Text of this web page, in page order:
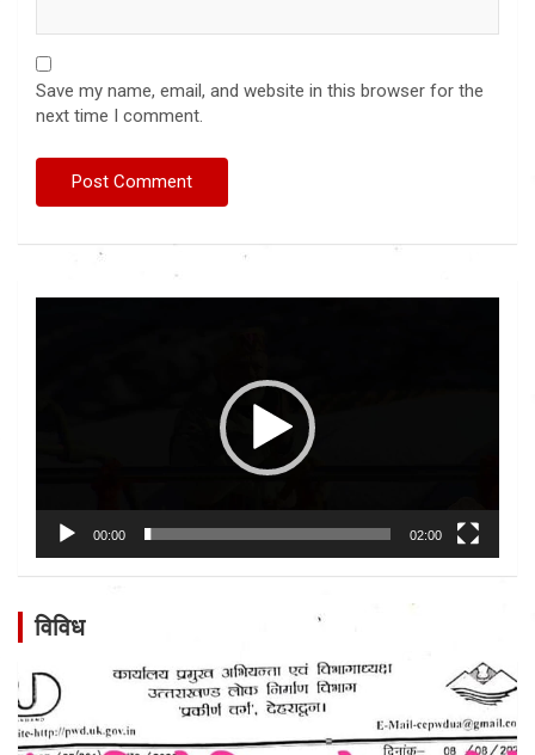
Save my name, email, and website in this browser for the
next time I comment.
00:00 02:00
विविध